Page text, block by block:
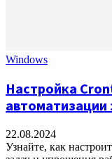
Windows
Настройка
автоматизации
22.08.2024
Узнайте, как